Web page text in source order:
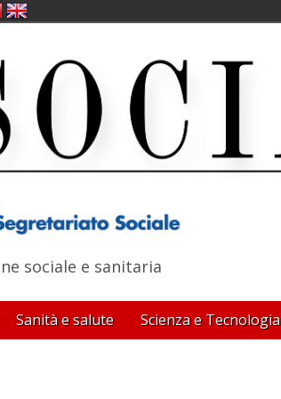
sociale e sanitaria
Sanità e salute Scienza e Tecnologia